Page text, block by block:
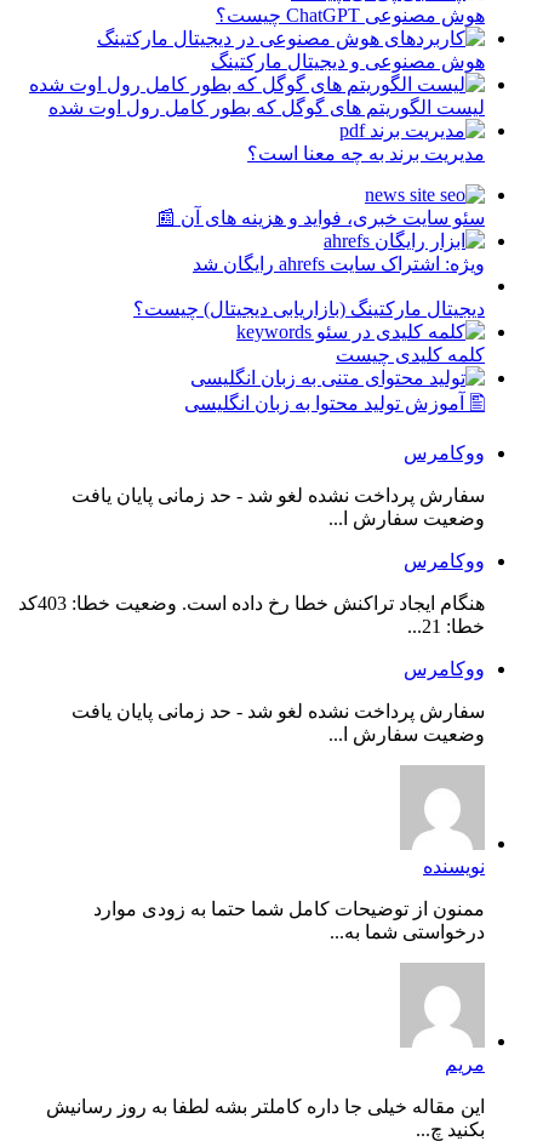
هوش مصنوعی ChatGPT چیست؟
هوش مصنوعی و دیجیتال مارکتینگ
لیست الگوریتم های گوگل که بطور کامل رول اوت شده
مدیریت برند به چه معنا است؟
سئو سایت خبری، فواید و هزینه های آن 📰
ویژه: اشتراک سایت ahrefs رایگان شد
دیجیتال مارکتینگ (بازاریابی دیجیتال) چیست؟
کلمه کلیدی چیست
🖺 آموزش تولید محتوا به زبان انگلیسی
ووکامرس
سفارش پرداخت نشده لغو شد - حد زمانی پایان یافت
وضعیت سفارش ا...
ووکامرس
هنگام ایجاد تراکنش خطا رخ داده است. وضعیت خطا: 403کد
خطا: 21...
ووکامرس
سفارش پرداخت نشده لغو شد - حد زمانی پایان یافت
وضعیت سفارش ا...
نویسنده
ممنون از توضیحات کامل شما حتما به زودی موارد
درخواستی شما به...
مریم
این مقاله خیلی جا داره کاملتر بشه لطفا به روز رسانیش
بکنید چ...